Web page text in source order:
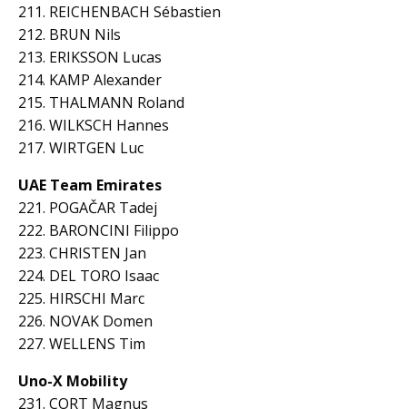
211. REICHENBACH Sébastien
212. BRUN Nils
213. ERIKSSON Lucas
214. KAMP Alexander
215. THALMANN Roland
216. WILKSCH Hannes
217. WIRTGEN Luc
UAE Team Emirates
221. POGAČAR Tadej
222. BARONCINI Filippo
223. CHRISTEN Jan
224. DEL TORO Isaac
225. HIRSCHI Marc
226. NOVAK Domen
227. WELLENS Tim
Uno-X Mobility
231. CORT Magnus